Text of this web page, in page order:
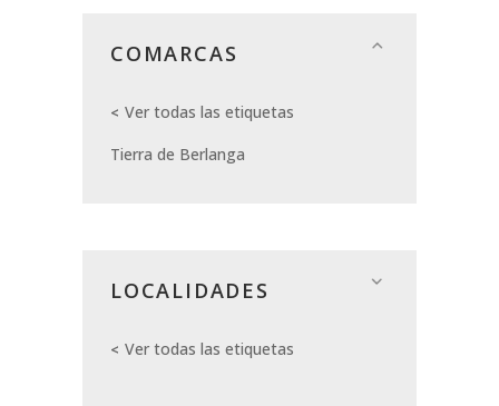
COMARCAS
Ver todas las etiquetas
Tierra de Berlanga
LOCALIDADES
Ver todas las etiquetas